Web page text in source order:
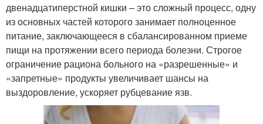
двенадцатиперстной кишки – это сложный процесс, одну
из основных частей которого занимает полноценное
питание, заключающееся в сбалансированном приеме
пищи на протяжении всего периода болезни. Строгое
ограничение рациона больного на «разрешенные» и
«запретные» продукты увеличивает шансы на
выздоровление, ускоряет рубцевание язв.